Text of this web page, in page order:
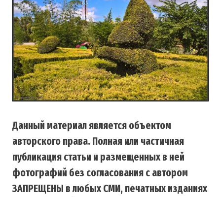
Данный материал является объектом
авторского права. Полная или частичная
публикация статьи и размещенных в ней
фотографий без согласования с автором
ЗАПРЕЩЕНЫ в любых СМИ, печатных изданиях